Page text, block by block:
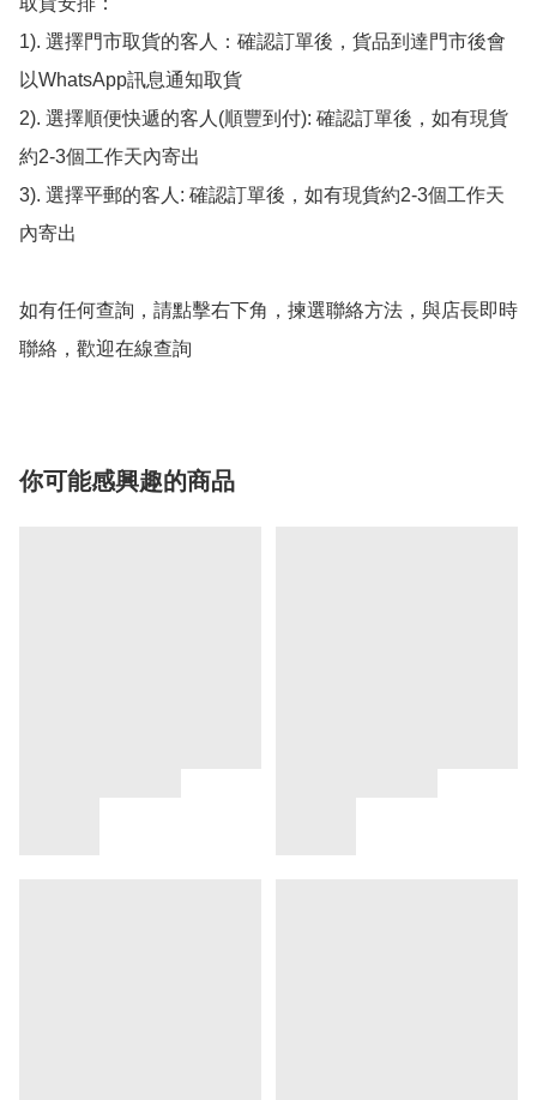
1). 選擇門市取貨的客人：確認訂單後，貨品到達門市後會
以WhatsApp訊息通知取貨
2). 選擇順便快遞的客人(順豐到付): 確認訂單後，如有現貨
約2-3個工作天內寄出
3). 選擇平郵的客人: 確認訂單後，如有現貨約2-3個工作天
內寄出
如有任何查詢，請點擊右下角，揀選聯絡方法，與店長即時
聯絡，歡迎在線查詢
你可能感興趣的商品